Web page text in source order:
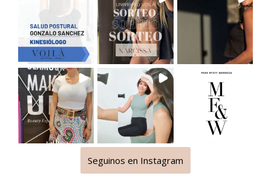
Seguinos en Instagram